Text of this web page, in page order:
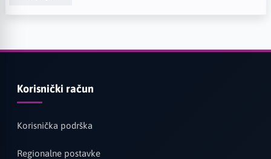
Korisnički račun
Korisnička podrška
Regionalne postavke